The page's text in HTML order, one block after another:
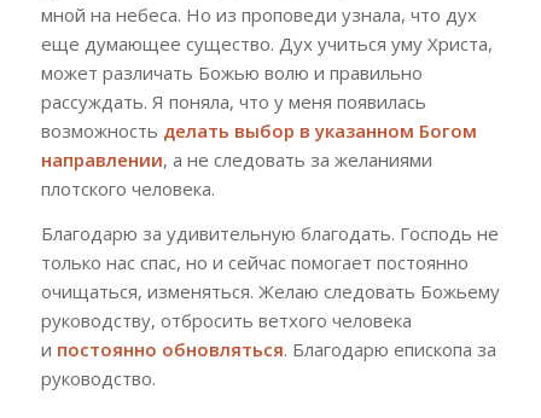
мной на небеса. Но из проповеди узнала, что дух
еще думающее существо. Дух учиться уму Христа,
может различать Божью волю и правильно
рассуждать. Я поняла, что у меня появилась
возможность делать выбор в указанном Богом
направлении, а не следовать за желаниями
плотского человека.
Благодарю за удивительную благодать. Господь не
только нас спас, но и сейчас помогает постоянно
очищаться, изменяться. Желаю следовать Божьему
руководству, отбросить ветхого человека
и постоянно обновляться. Благодарю епископа за
руководство.